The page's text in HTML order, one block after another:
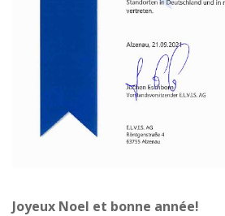
Joyeux Noel et bonne année!